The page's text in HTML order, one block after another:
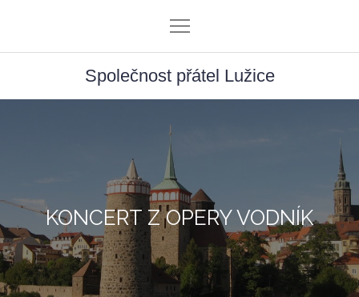
content
Společnost přátel Lužice
KONCERT Z OPERY VODNÍK